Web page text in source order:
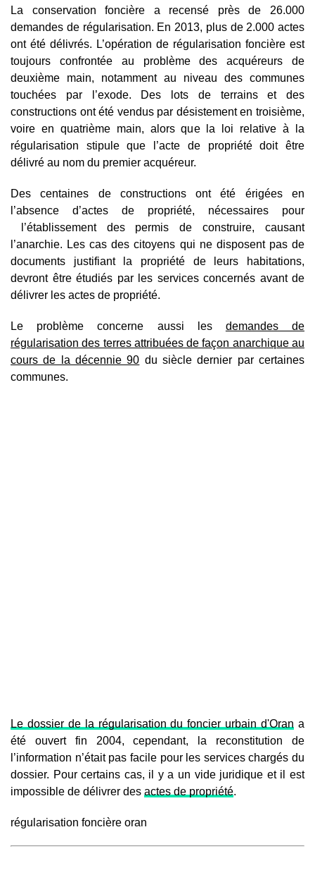
La conservation foncière a recensé près de 26.000
demandes de régularisation. En 2013, plus de 2.000 actes
ont été délivrés. L’opération de régularisation foncière est
toujours confrontée au problème des acquéreurs de
deuxième main, notamment au niveau des communes
touchées par l’exode. Des lots de terrains et des
constructions ont été vendus par désistement en troisième,
voire en quatrième main, alors que la loi relative à la
régularisation stipule que l’acte de propriété doit être
délivré au nom du premier acquéreur.
Des centaines de constructions ont été érigées en
l’absence d’actes de propriété, nécessaires pour
l’établissement des permis de construire, causant
l’anarchie. Les cas des citoyens qui ne disposent pas de
documents justifiant la propriété de leurs habitations,
devront être étudiés par les services concernés avant de
délivrer les actes de propriété.
Le problème concerne aussi les demandes de
régularisation des terres attribuées de façon anarchique au
cours de la décennie 90 du siècle dernier par certaines
communes.
Le dossier de la régularisation du foncier urbain d'Oran a
été ouvert fin 2004, cependant, la reconstitution de
l’information n’était pas facile pour les services chargés du
dossier. Pour certains cas, il y a un vide juridique et il est
impossible de délivrer des actes de propriété.
régularisation foncière oran